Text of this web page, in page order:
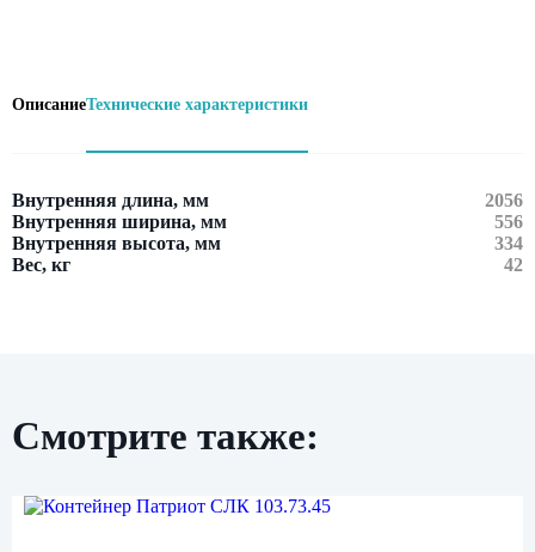
ОписаниеТехнические характеристики
Внутренняя длина, мм
2056
Внутренняя ширина, мм
556
Внутренняя высота, мм
334
Вес, кг
42
Смотрите также:
Оставить заявку
согласие на обработку персональных данныхи подтверждаете